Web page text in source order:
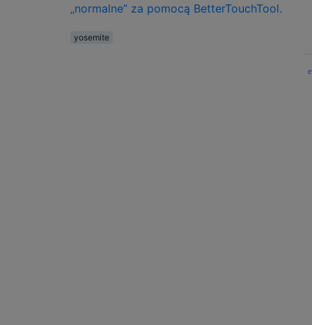
„normalne” za pomocą BetterTouchTool.
yosemite